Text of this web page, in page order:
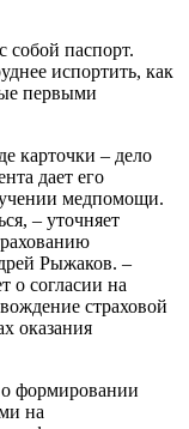
собой паспорт.
испортить, как
первыми
карточки – дело
дает его
медпомощи.
– уточняет
Рыжаков. –
о согласии на
страховой
оказания
формировании
на